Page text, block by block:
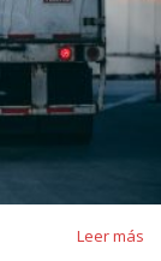
Leer más